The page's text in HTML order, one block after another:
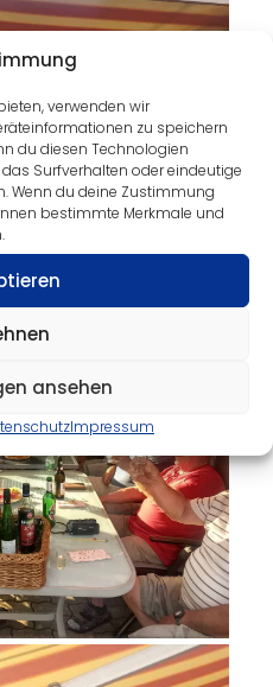
verwenden wir
zu speichern
du diesen Technologien
Surfverhalten oder eindeutige
Wenn du deine Zustimmung
bestimmte Merkmale und
ansehen
Impressum